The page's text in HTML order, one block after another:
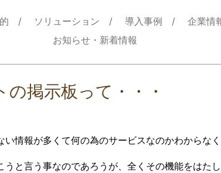
ソリューション 導入事例
企業情
お知らせ・新着情報
掲示板って・・・
情報が多くて何の為のサービスなのかわからなく
と言う事なのであろうが、全くその機能をはた